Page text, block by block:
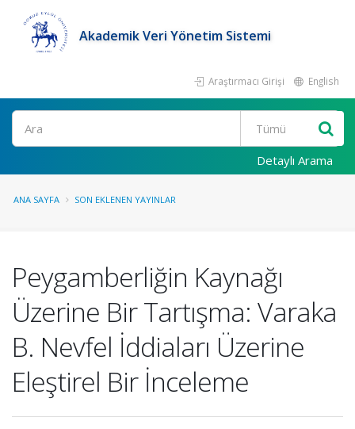
Akademik Veri Yönetim Sistemi
Araştırmacı Girişi English
Ara
Detaylı Arama
ANA SAYFA SON EKLENEN YAYINLAR
Peygamberliğin Kaynağı
Üzerine Bir Tartışma: Varaka
B. Nevfel İddiaları Üzerine
Eleştirel Bir İnceleme